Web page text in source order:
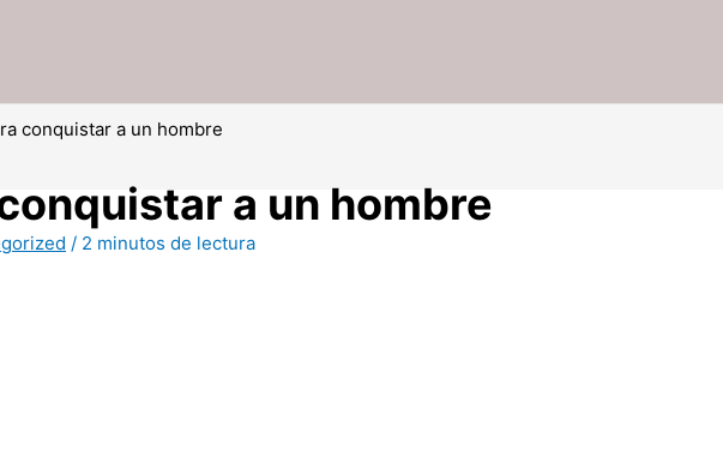
conquistar a un hombre
a un hombre
/ 2 minutos de lectura